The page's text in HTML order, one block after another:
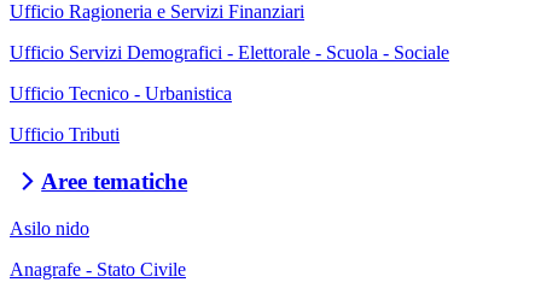
Ufficio Ragioneria e Servizi Finanziari
Ufficio Servizi Demografici - Elettorale - Scuola - Sociale
Ufficio Tecnico - Urbanistica
Ufficio Tributi
Aree tematiche
Asilo nido
Anagrafe - Stato Civile